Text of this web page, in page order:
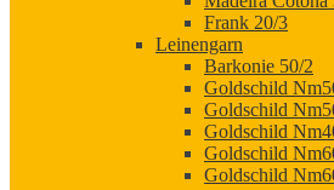
Frank 20/3
Leinengarn
Barkonie 50/2
Goldschild
Goldschild
Goldschild
Goldschild
Goldschild